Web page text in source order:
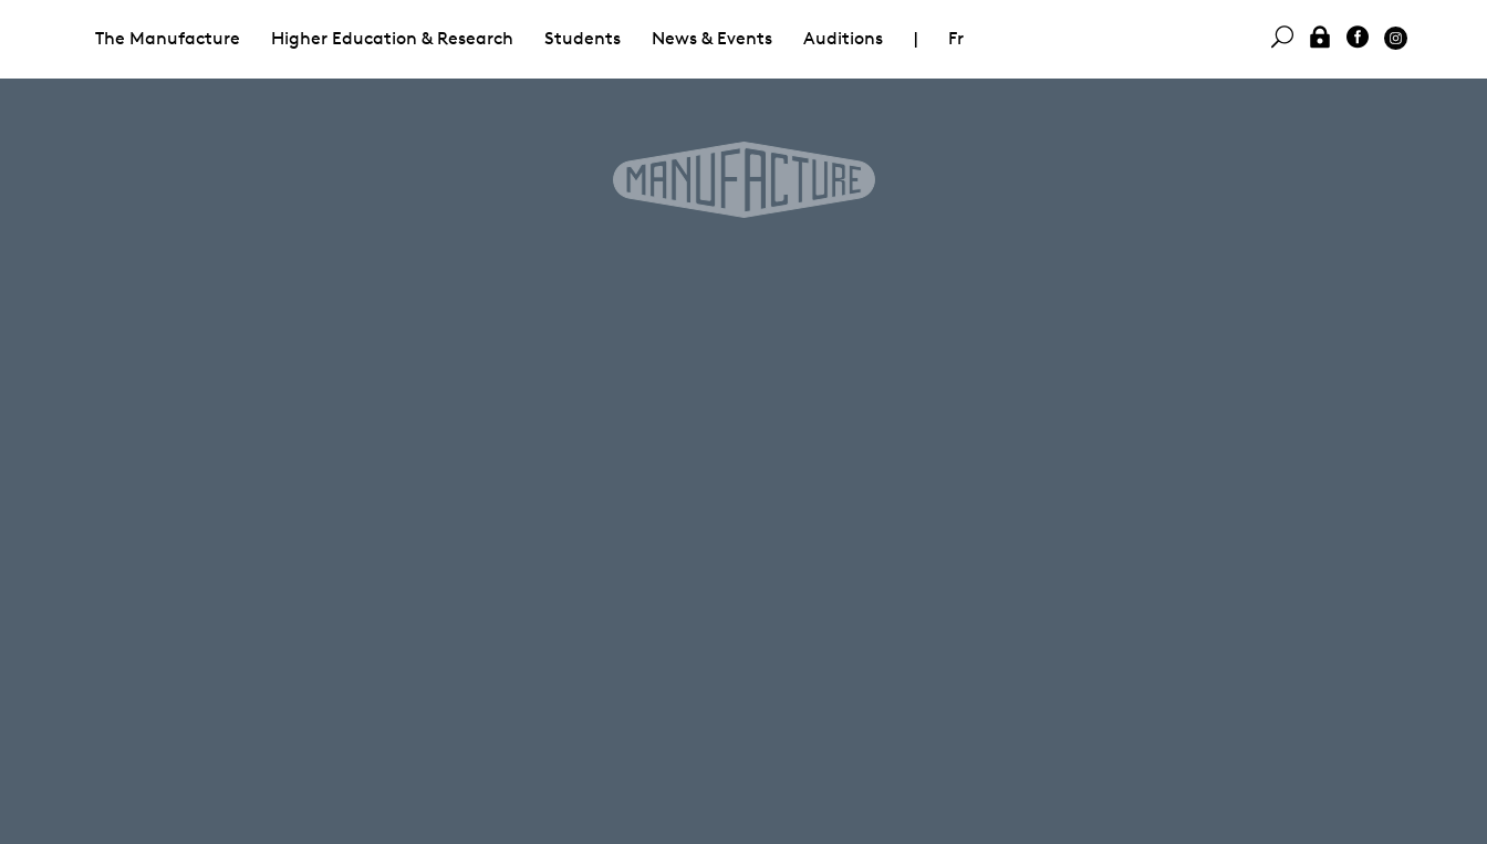
The Manufacture Higher Education & Research Students News & Events Auditions | Fr